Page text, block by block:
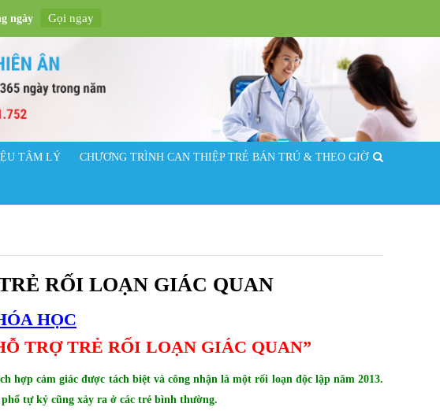
ngày Gọi ngay
TÂM LÝ CHƯƠNG TRÌNH CAN THIỆP TRẺ BÁN TRÚ & THEO GIỜ
RỐI LOẠN GIÁC QUAN
HỌC
TRỢ TRẺ RỐI LOẠN GIÁC QUAN”
hợp cảm giác được tách biệt và công nhận là một rối loạn độc lập năm 2013.
tự kỷ cũng xảy ra ở các trẻ bình thường.